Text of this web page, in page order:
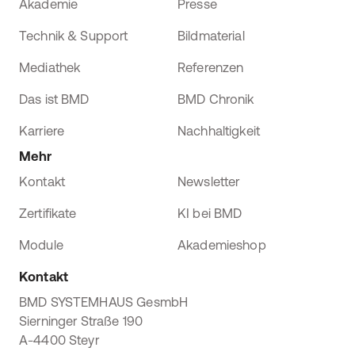
Akademie
Technik & Support
Mediathek
Das ist BMD
Karriere
Presse
Bildmaterial
Referenzen
BMD Chronik
Nachhaltigkeit
Mehr
Kontakt
Newsletter
Zertifikate KI bei BMD
Module Akademieshop
Kontakt
BMD SYSTEMHAUS GesmbH
Sierninger Straße 190
A-4400 Steyr